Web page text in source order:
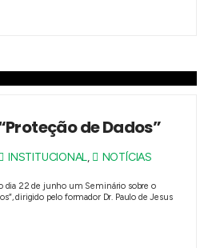
de Dados”
INSTITUCIONAL, NOTÍCIAS
dia 22 de junho um Seminário sobre o
dirigido pelo formador Dr. Paulo de Jesus